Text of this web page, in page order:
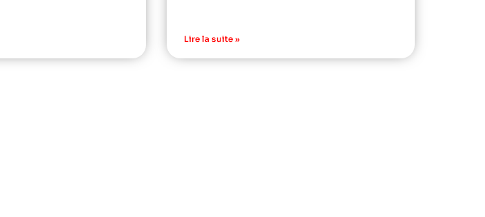
Lire la suite »